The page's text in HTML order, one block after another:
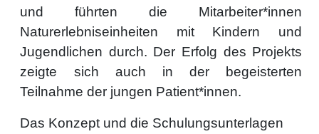
und führten die Mitarbeiter*innen
Naturerlebniseinheiten mit Kindern und
Jugendlichen durch. Der Erfolg des Projekts
zeigte sich auch in der begeisterten
Teilnahme der jungen Patient*innen.
Das Konzept und die Schulungsunterlagen